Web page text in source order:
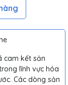
cam kết sản
lĩnh vực hóa
Các dòng sản